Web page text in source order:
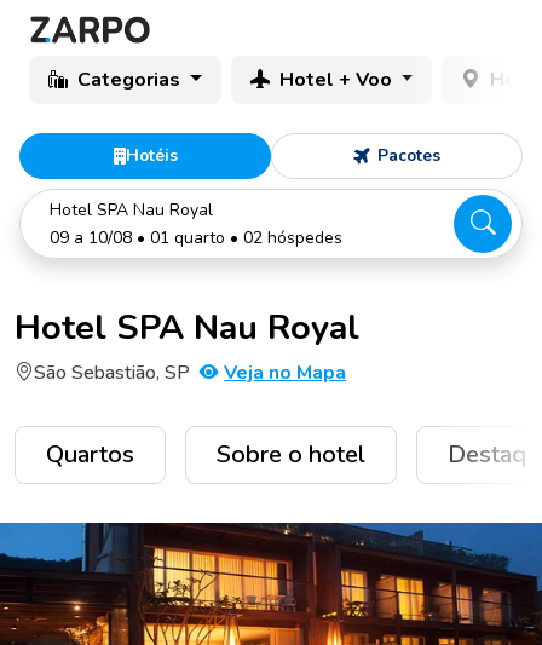
Categorias Hotel + Voo
Hotéis Pacotes
Hotel SPA Nau Royal
09 a 10/08 • 01 quarto • 02 hóspedes
Hotel SPA Nau Royal
São Sebastião, SP Veja no Mapa
Quartos Sobre o hotel